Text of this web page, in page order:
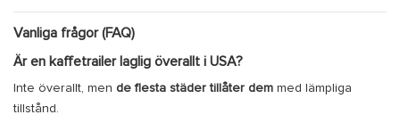
Vanliga frågor (FAQ)
Är en kaffetrailer laglig överallt i USA?
Inte överallt, men de flesta städer tillåter dem med lämpliga
tillstånd.